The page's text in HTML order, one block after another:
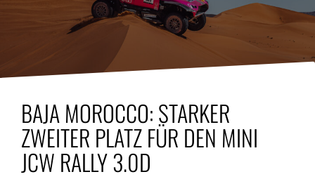
BAJA MOROCCO: STARKER
ZWEITER PLATZ FÜR DEN MINI
JCW RALLY 3.0D